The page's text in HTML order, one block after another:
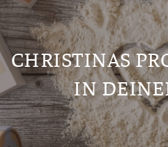
CHRISTINAS
IN